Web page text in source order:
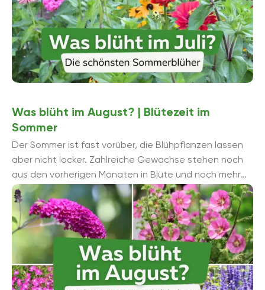
Was blüht im August? | Blütezeit im
Sommer
Der Sommer ist fast vorüber, die Blühpflanzen lassen
aber nicht locker. Zahlreiche Gewächse stehen noch
aus den vorherigen Monaten in Blüte und noch mehr
gesellen sich ...